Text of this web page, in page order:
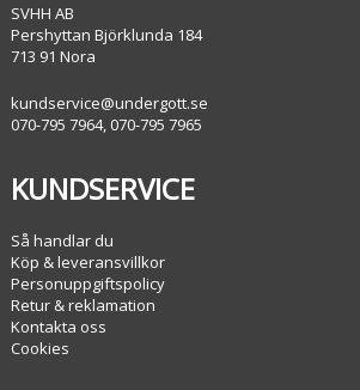
SVHH AB
Pershyttan Björklunda 184
713 91 Nora
kundservice@undergott.se
070-795 7964, 070-795 7965
KUNDSERVICE
Så handlar du
Köp & leveransvillkor
Personuppgiftspolicy
Retur & reklamation
Kontakta oss
Cookies